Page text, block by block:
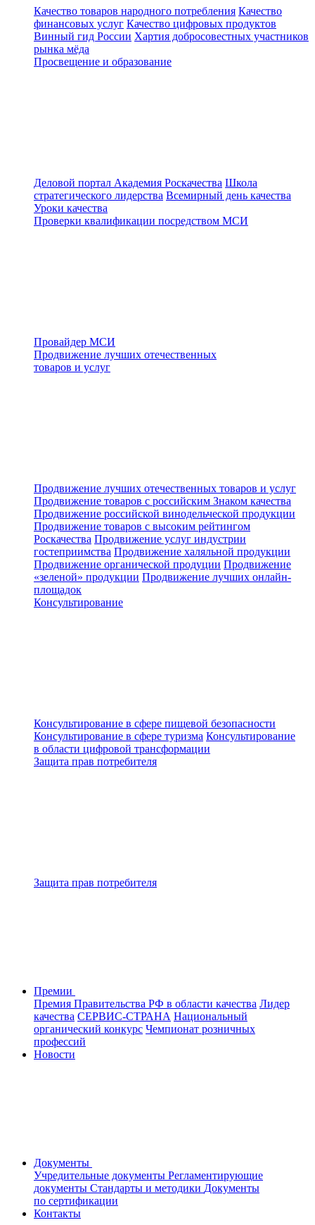
Качество товаров народного потребления Качество
финансовых услуг Качество цифровых продуктов
Винный гид России Хартия добросовестных участников
рынка мёда
Просвещение и образование
Деловой портал Академия Роскачества Школа
стратегического лидерства Всемирный день качества
Уроки качества
Проверки квалификации посредством МСИ
Провайдер МСИ
Продвижение лучших отечественных
товаров и услуг
Продвижение лучших отечественных товаров и услуг
Продвижение товаров с российским Знаком качества
Продвижение российской винодельческой продукции
Продвижение товаров с высоким рейтингом
Роскачества Продвижение услуг индустрии
гостеприимства Продвижение халяльной продукции
Продвижение органической продуции Продвижение
«зеленой» продукции Продвижение лучших онлайн-
площадок
Консультирование
Консультирование в сфере пищевой безопасности
Консультирование в сфере туризма Консультирование
в области цифровой трансформации
Защита прав потребителя
Защита прав потребителя
Премии
Премия Правительства РФ в области качества Лидер
качества СЕРВИС-СТРАНА Национальный
органический конкурс Чемпионат розничных
профессий
Новости
Документы
Учредительные документы Регламентирующие
документы Стандарты и методики Документы
по сертификации
Контакты